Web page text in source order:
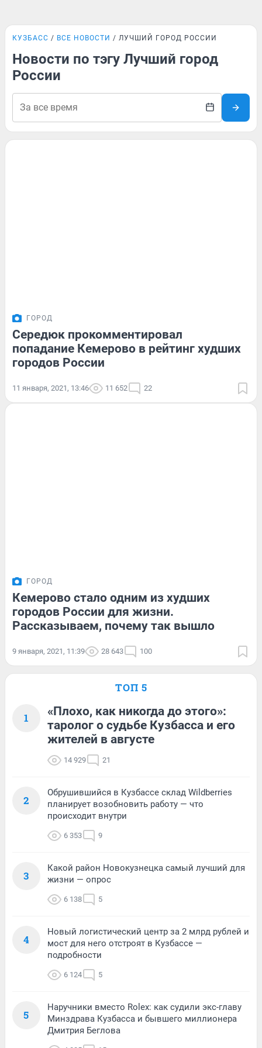
КУЗБАСС ВСЕ НОВОСТИ ЛУЧШИЙ ГОРОД РОССИИ
Новости по тэгу Лучший город
России
ГОРОД
Середюк прокомментировал
попадание Кемерово в рейтинг худших
городов России
11 января, 2021, 13:46 11 652 22
ГОРОД
Кемерово стало одним из худших
городов России для жизни.
Рассказываем, почему так вышло
9 января, 2021, 11:39 28 643 100
ТОП 5
1
«Плохо, как никогда до этого»:
таролог о судьбе Кузбасса и его
жителей в августе
14 929 21
2
Обрушившийся в Кузбассе склад Wildberries
планирует возобновить работу — что
происходит внутри
6 353 9
3
Какой район Новокузнецка самый лучший для
жизни — опрос
6 138 5
4
Новый логистический центр за 2 млрд рублей и
мост для него отстроят в Кузбассе —
подробности
6 124 5
5
Наручники вместо Rolex: как судили экс-главу
Минздрава Кузбасса и бывшего миллионера
Дмитрия Беглова